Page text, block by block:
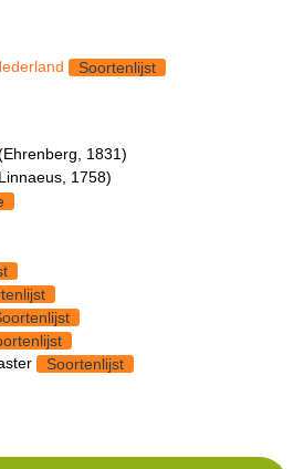
Soortenlijst
1831)
1758)
Soortenlijst